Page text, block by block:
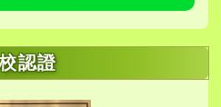
認證